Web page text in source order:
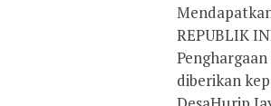
REPUBLIK
diberikan